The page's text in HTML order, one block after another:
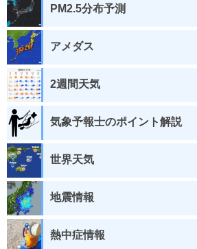
PM2.5分布予測
アメダス
2週間天気
気象予報士のポイント解説
世界天気
地震情報
熱中症情報